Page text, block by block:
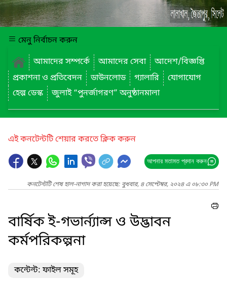
মেনু নির্বাচন করুন
আমাদের সম্পর্কে
আমাদের সেবা
আদেশ/বিজ্ঞপ্তি
প্রকাশনা ও প্রতিবেদন
ডাউনলোড গ্যালারি
যোগাযোগ
হেল্প ডেস্ক
জুলাই “পুনর্জাগরণ” অনুষ্ঠানমালা
এই কনটেন্টটি শেয়ার করতে ক্লিক করুন
আপনার মতামত প্রদান করুন
কনটেন্টটি শেষ হাল-নাগাদ করা হয়েছে: বুধবার, ৪ সেপ্টেম্বর, ২০২৪ এ ০৮:৩০ PM
বার্ষিক ই-গভার্ন্যান্স ও উদ্ভাবন
কর্মপরিকল্পনা
কন্টেন্ট: ফাইল সমূহ